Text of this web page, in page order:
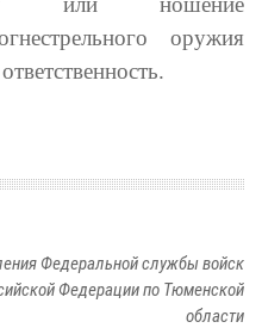
оружия
Федеральной службы войск
Федерации по Тюменской
области